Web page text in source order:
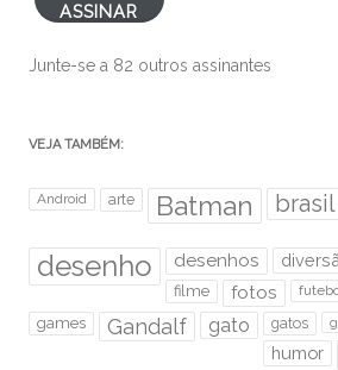
ASSINAR
Junte-se a 82 outros assinantes
VEJA TAMBÉM:
Android arte Batman brasil
desenho desenhos
filme fotos
games Gandalf gato gatos
humor